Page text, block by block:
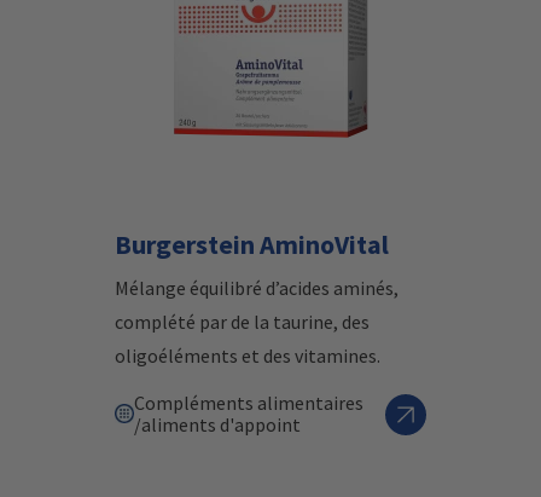
Burgerstein AminoVital
Mélange équilibré d’acides aminés,
complété par de la taurine, des
oligoéléments et des vitamines.
Compléments alimentaires
/aliments d'appoint